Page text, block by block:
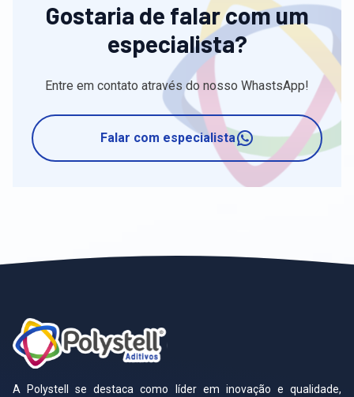
Gostaria de falar com um
especialista?
Entre em contato através do nosso WhastsApp!
Falar com especialista
A Polystell se destaca como líder em inovação e qualidade,